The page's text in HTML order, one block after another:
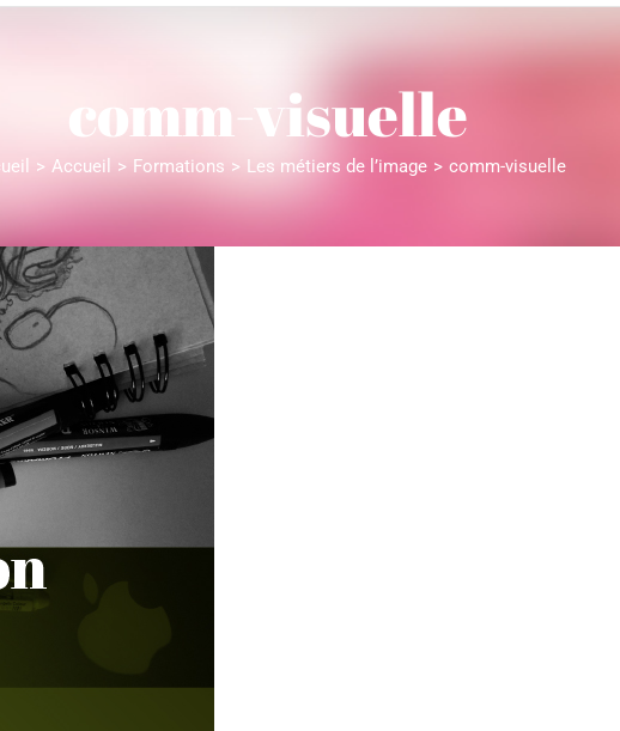
comm-visuelle
Accueil Formations Les métiers de l’image comm-visuelle